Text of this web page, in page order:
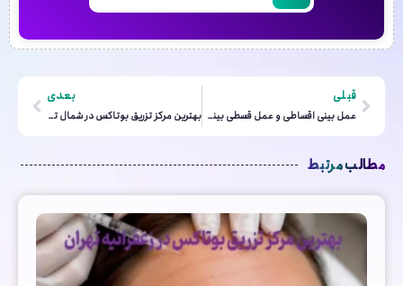
قبلی
عمل بینی اقساطی و عمل قسطی بینی در تهران
بعدی
بهترین مرکز تزریق بوتاکس در شمال تهران
مطالب مرتبط